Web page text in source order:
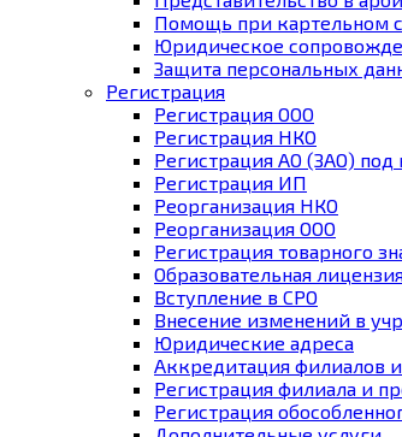
Помощь при картельном
Юридическое
Защита персональных
Регистрация
Регистрация ООО
Регистрация НКО
Регистрация АО (ЗАО) под
Регистрация ИП
Реорганизация НКО
Реорганизация ООО
Регистрация товарного
Образовательная
Вступление в СРО
Внесение изменений в
Юридические адреса
Аккредитация филиалов
Регистрация филиала и
Регистрация